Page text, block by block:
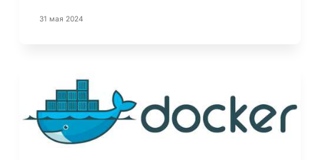
31 мая 2024